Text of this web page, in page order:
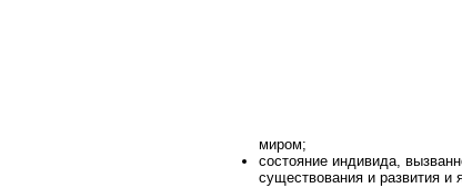
миром;
состояние индивида,
существования и развития и